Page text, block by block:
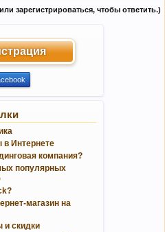
зарегистрироваться, чтобы ответить.)
в Интернете
компания?
популярных
магазин на
и скидки